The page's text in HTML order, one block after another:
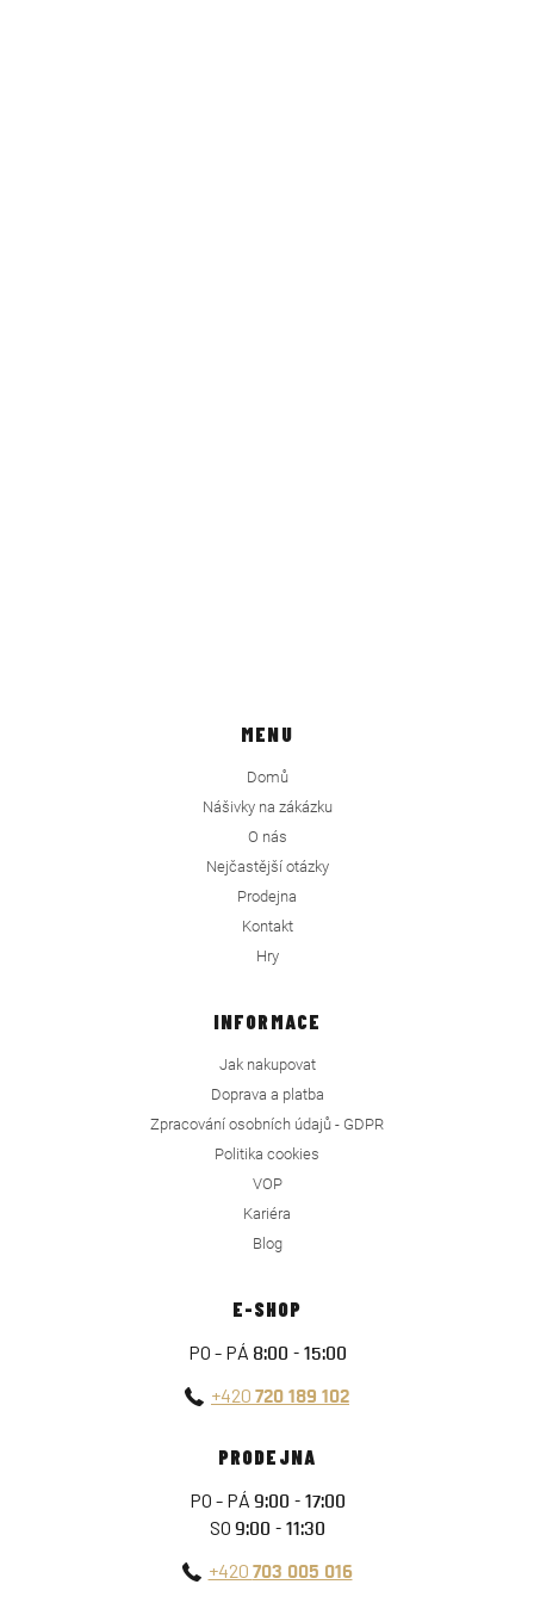
MENU
Domů
Nášivky na zákázku
O nás
Nejčastější otázky
Prodejna
Kontakt
Hry
INFORMACE
Jak nakupovat
Doprava a platba
Zpracování osobních údajů - GDPR
Politika cookies
VOP
Kariéra
Blog
E-SHOP
PO - PÁ 8:00 - 15:00
+420 720 189 102
PRODEJNA
PO - PÁ 9:00 - 17:00
SO 9:00 - 11:30
+420 703 005 016